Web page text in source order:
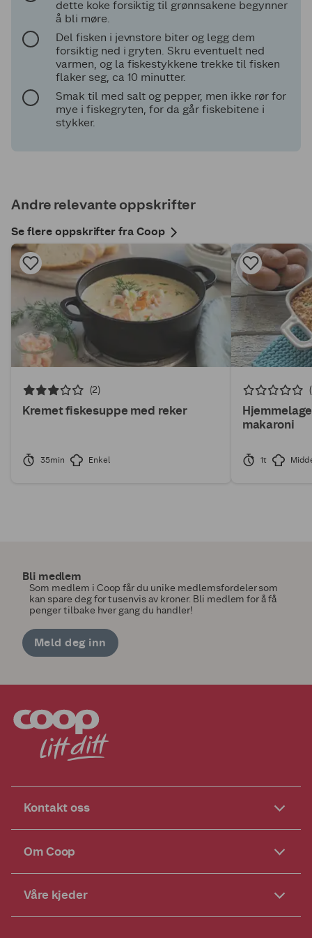
dette koke forsiktig til grønnsakene begynner
å bli møre.
Del fisken i jevnstore biter og legg dem
forsiktig ned i gryten. Skru eventuelt ned
varmen, og la fiskestykkene trekke til fisken
flaker seg, ca 10 minutter.
Smak til med salt og pepper, men ikke rør for
mye i fiskegryten, for da går fiskebitene i
stykker.
Andre relevante oppskrifter
Se flere oppskrifter fra Coop
(2)
Kremet fiskesuppe med reker
35min Enkel
makaroni
1t
Bli medlem
Som medlem i Coop får du unike medlemsfordeler som
kan spare deg for tusenvis av kroner. Bli medlem for å få
penger tilbake hver gang du handler!
Meld deg inn
Kontakt oss
Om Coop
Våre kjeder